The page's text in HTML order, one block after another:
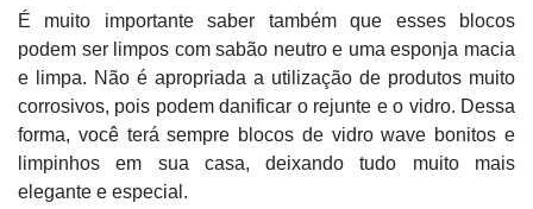
É muito importante saber também que esses blocos
podem ser limpos com sabão neutro e uma esponja macia
e limpa. Não é apropriada a utilização de produtos muito
corrosivos, pois podem danificar o rejunte e o vidro. Dessa
forma, você terá sempre blocos de vidro wave bonitos e
limpinhos em sua casa, deixando tudo muito mais
elegante e especial.